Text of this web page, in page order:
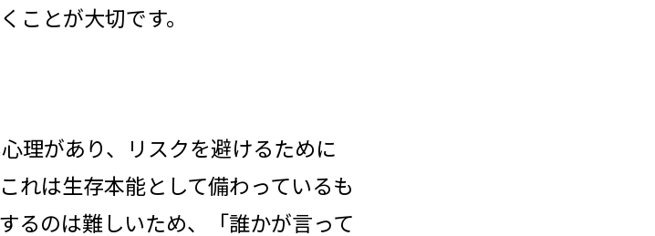
ことが大切です。
理があり、リスクを避けるために
れは生存本能として備わっているも
るのは難しいため、「誰かが言って